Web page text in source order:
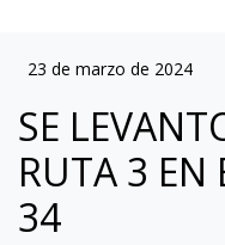
23 de marzo de 2024
SE
RUTA 3 EN
34